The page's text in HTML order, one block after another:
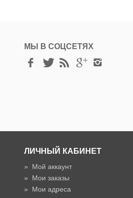
МЫ В СОЦСЕТЯХ
ЛИЧНЫЙ КАБИНЕТ
» Мой аккаунт
» Мои заказы
» Мои адреса